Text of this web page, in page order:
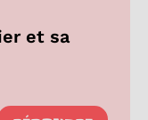
et sa